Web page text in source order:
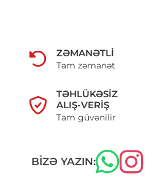
ZƏMANƏTLI
Tam zəmanət
TƏHLÜKƏSIZ
ALIŞ-VERIŞ
Tam güvənilir
BIZƏ YAZIN: